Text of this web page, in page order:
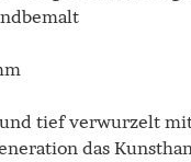
tief verwurzelt
das